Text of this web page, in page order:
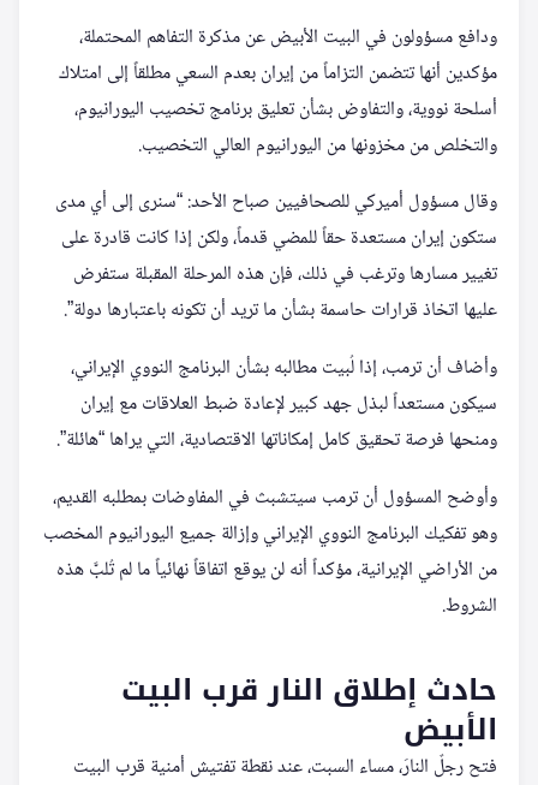
ودافع مسؤولون في البيت الأبيض عن مذكرة التفاهم المحتملة،
مؤكدين أنها تتضمن التزاماً من إيران بعدم السعي مطلقاً إلى امتلاك
أسلحة نووية، والتفاوض بشأن تعليق برنامج تخصيب اليورانيوم،
والتخلص من مخزونها من اليورانيوم العالي التخصيب.
وقال مسؤول أميركي للصحافيين صباح الأحد: “سنرى إلى أي مدى
ستكون إيران مستعدة حقاً للمضي قدماً، ولكن إذا كانت قادرة على
تغيير مسارها وترغب في ذلك، فإن هذه المرحلة المقبلة ستفرض
عليها اتخاذ قرارات حاسمة بشأن ما تريد أن تكونه باعتبارها دولة”.
وأضاف أن ترمب، إذا لُبيت مطالبه بشأن البرنامج النووي الإيراني،
سيكون مستعداً لبذل جهد كبير لإعادة ضبط العلاقات مع إيران
ومنحها فرصة تحقيق كامل إمكاناتها الاقتصادية، التي يراها “هائلة”.
وأوضح المسؤول أن ترمب سيتشبث في المفاوضات بمطلبه القديم،
وهو تفكيك البرنامج النووي الإيراني وإزالة جميع اليورانيوم المخصب
من الأراضي الإيرانية، مؤكداً أنه لن يوقع اتفاقاً نهائياً ما لم تُلبَّ هذه
الشروط.
حادث إطلاق النار قرب البيت
الأبيض
فتح رجلٌ النارَ، مساء السبت، عند نقطة تفتيش أمنية قرب البيت